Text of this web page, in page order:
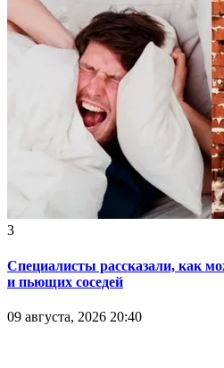
3
Специалисты рассказали, как
и пьющих соседей
09 августа, 2026 20:40